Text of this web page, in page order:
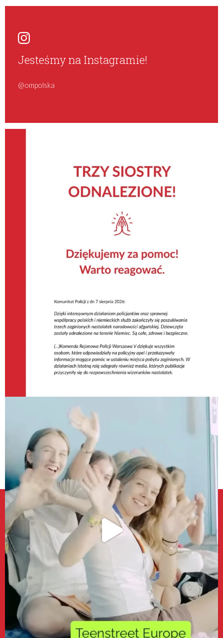
Jesteśmy na Instagramie!
@ompolska